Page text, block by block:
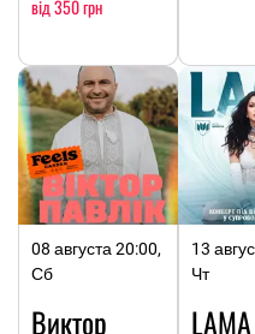
від 350 грн
08 августа 20:00,
Сб
Виктор
13
Чт